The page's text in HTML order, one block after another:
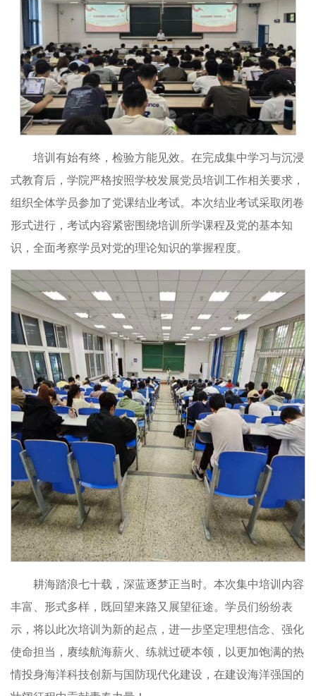
培训有始有终，检验方能见效。在完成集中学习与沉浸
式教育后，学院严格按照学校发展党员培训工作相关要求，
组织全体学员参加了党课结业考试。本次结业考试采取闭卷
形式进行，考试内容紧密围绕培训所学课程及党的基本知
识，全面考察学员对党的理论知识的掌握程度。
耕海踏浪七十载，深蓝逐梦正当时。本次集中培训内容
丰富、形式多样，既回望来路又展望征途。学员们纷纷表
示，将以此次培训为新的起点，进一步坚定理想信念、强化
使命担当，赓续航海薪火、练就过硬本领，以更加饱满的热
情投身海洋科技创新与国防现代化建设，在建设海洋强国的